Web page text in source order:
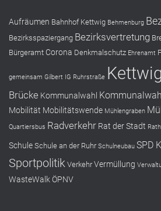
Aufräumen Bahnhof Kettwig Behmenburg
Bezirksspaziergang Bezirksvertretung
Bürgeramt Corona Denkmalschutz Ehrenamt
gemeinsam Gilbert IG Ruhrstraße Kettwig
Brücke Kommunalwahl
Mobilität Mobilitätswende Mühlengraben Müll
Quartiersbus Radverkehr Rat der Stadt
Schule Schule an der Ruhr Schulneubau SPD
Sportpolitik Verkehr Vermüllung
WasteWalk ÖPNV